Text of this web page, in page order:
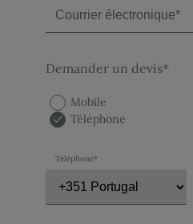
Demander un devis*
Mobile
Téléphone
Téléphone*